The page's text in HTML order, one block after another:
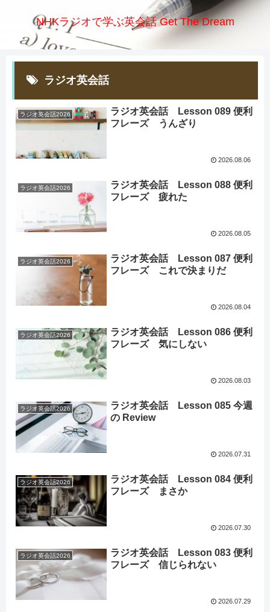
NHKラジオで学ぶ英会話 Get The Dream
ラジオ英会話
ラジオ英会話2026
ラジオ英会話 Lesson 089 便利
フレーズ うんざり
2026.08.06
ラジオ英会話2026
ラジオ英会話 Lesson 088 便利
フレーズ 疲れた
2026.08.05
ラジオ英会話2026
ラジオ英会話 Lesson 087 便利
フレーズ これで決まりだ
2026.08.04
ラジオ英会話2026
ラジオ英会話 Lesson 086 便利
フレーズ 気にしない
2026.08.03
ラジオ英会話2026
ラジオ英会話 Lesson 085 今週
の Review
2026.07.31
ラジオ英会話2026
ラジオ英会話 Lesson 084 便利
フレーズ まさか
2026.07.30
ラジオ英会話2026
ラジオ英会話 Lesson 083 便利
フレーズ 信じられない
2026.07.29